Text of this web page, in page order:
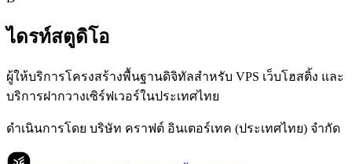
ไดรท์สตูดิโอ
ผู้ให้บริการโครงสร้างพื้นฐานดิจิทัลสำหรับ VPS เว็บโฮสติ้ง และ
บริการฝากวางเซิร์ฟเวอร์ในประเทศไทย
ดำเนินการโดย บริษัท คราฟต์ อินเตอร์เทค (ประเทศไทย) จำกัด